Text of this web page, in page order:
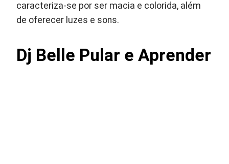
caracteriza-se por ser macia e colorida, além
de oferecer luzes e sons.
Dj Belle Pular e Aprender